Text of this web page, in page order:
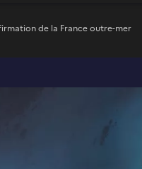
de la France outre-mer